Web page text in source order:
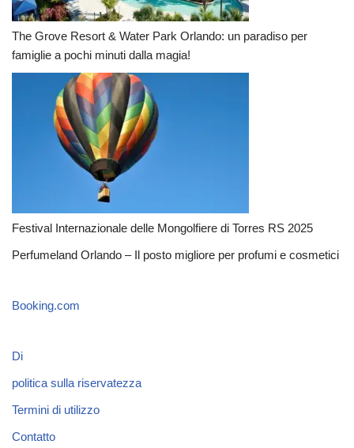
The Grove Resort & Water Park Orlando: un paradiso per
famiglie a pochi minuti dalla magia!
Festival Internazionale delle Mongolfiere di Torres RS 2025
Perfumeland Orlando – Il posto migliore per profumi e cosmetici
Booking.com
Di
politica sulla riservatezza
Termini di utilizzo
Contatto